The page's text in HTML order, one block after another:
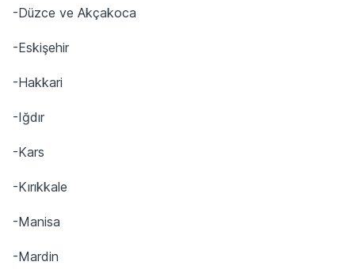
-Düzce ve Akçakoca
-Eskişehir
-Hakkari
-Iğdır
-Kars
-Kırıkkale
-Manisa
-Mardin